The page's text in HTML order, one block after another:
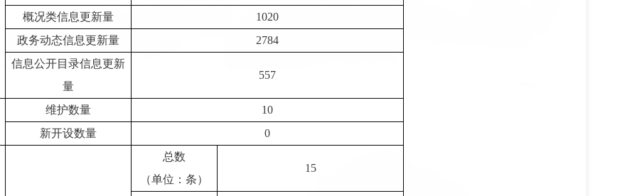
概况类信息更新量
1020
政务动态信息更新量
2784
信息公开目录信息更新
量
557
维护数量
10
新开设数量
0
总数
（单位：条）
15